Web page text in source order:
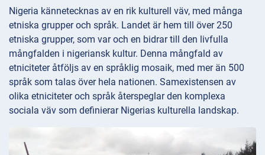
Nigeria kännetecknas av en rik kulturell väv, med många
etniska grupper och språk. Landet är hem till över 250
etniska grupper, som var och en bidrar till den livfulla
mångfalden i nigeriansk kultur. Denna mångfald av
etniciteter åtföljs av en språklig mosaik, med mer än 500
språk som talas över hela nationen. Samexistensen av
olika etniciteter och språk återspeglar den komplexa
sociala väv som definierar Nigerias kulturella landskap.